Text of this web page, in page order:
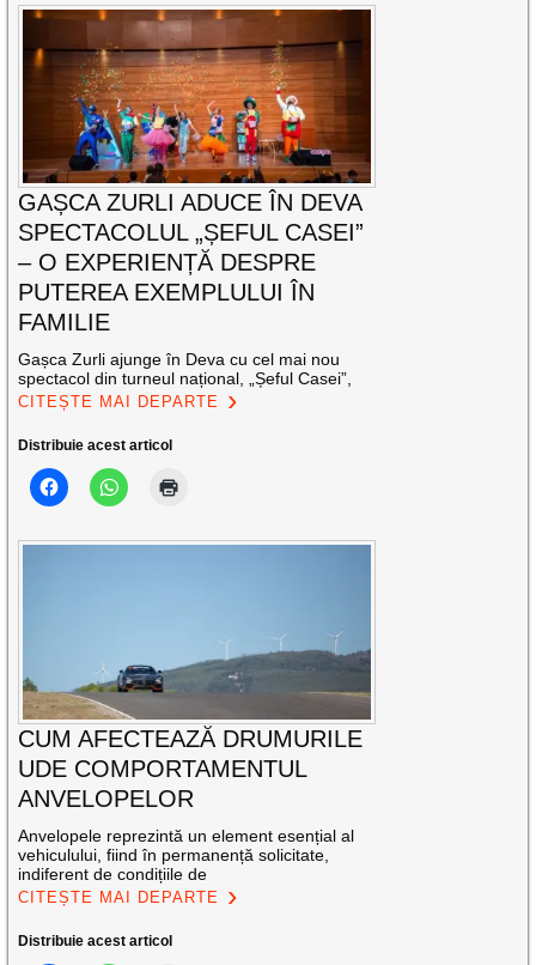
GAȘCA ZURLI ADUCE ÎN DEVA
SPECTACOLUL „ȘEFUL CASEI”
– O EXPERIENȚĂ DESPRE
PUTEREA EXEMPLULUI ÎN
FAMILIE
Gașca Zurli ajunge în Deva cu cel mai nou
spectacol din turneul național, „Șeful Casei”,
CITEȘTE MAI DEPARTE
Distribuie acest articol
CUM AFECTEAZĂ DRUMURILE
UDE COMPORTAMENTUL
ANVELOPELOR
Anvelopele reprezintă un element esențial al
vehiculului, fiind în permanență solicitate,
indiferent de condițiile de
CITEȘTE MAI DEPARTE
Distribuie acest articol